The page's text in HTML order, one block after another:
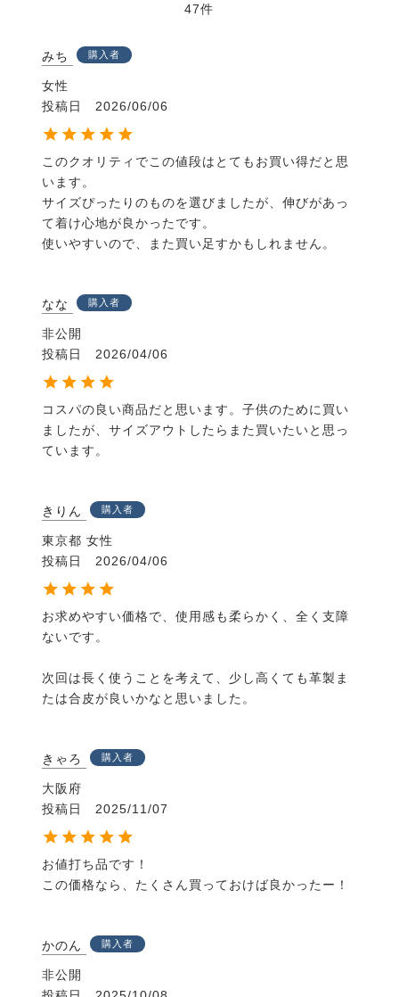
47
みち 購入者
女性
投稿日
2026/06/06
このクオリティでこの値段はとてもお買い得だと思
います。
サイズぴったりのものを選びましたが、伸びがあっ
て着け心地が良かったです。
使いやすいので、また買い足すかもしれません。
なな 購入者
非公開
投稿日
2026/04/06
コスパの良い商品だと思います。子供のために買い
ましたが、サイズアウトしたらまた買いたいと思っ
ています。
きりん 購入者
東京都 女性
投稿日
2026/04/06
お求めやすい価格で、使用感も柔らかく、全く支障
ないです。
次回は長く使うことを考えて、少し高くても革製ま
たは合皮が良いかなと思いました。
きゃろ 購入者
大阪府
投稿日
2025/11/07
お値打ち品です！
この価格なら、たくさん買っておけば良かったー！
かのん 購入者
非公開